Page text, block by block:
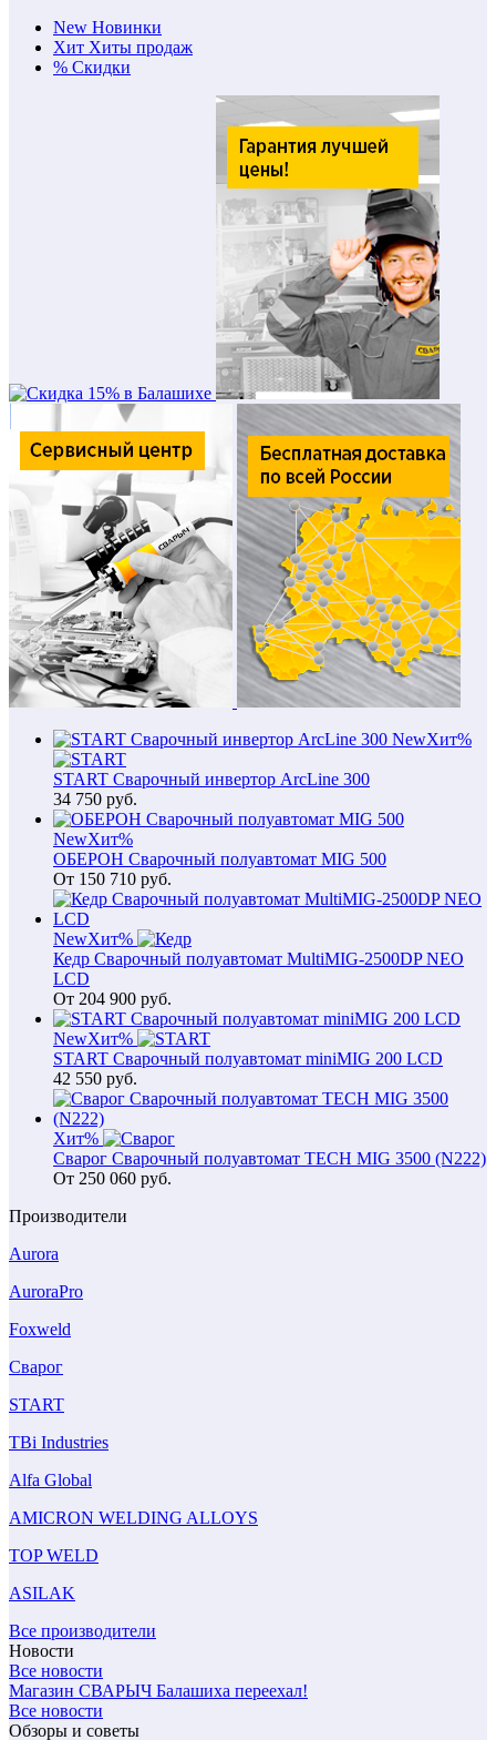
New Новинки
Хит Хиты продаж
% Скидки
NewХит%
START Сварочный инвертор ArcLine 300
34 750 руб.
NewХит%
ОБЕРОН Сварочный полуавтомат MIG 500
От 150 710 руб.
NewХит%
Кедр Сварочный полуавтомат MultiMIG-2500DP NEO
LCD
От 204 900 руб.
NewХит%
START Сварочный полуавтомат miniMIG 200 LCD
42 550 руб.
Хит%
Сварог Сварочный полуавтомат TECH MIG 3500 (N222)
От 250 060 руб.
Производители
Aurora
AuroraPro
Foxweld
Сварог
START
TBi Industries
Alfa Global
AMICRON WELDING ALLOYS
TOP WELD
ASILAK
Все производители
Новости
Все новости
Магазин СВАРЫЧ Балашиха переехал!
Все новости
Обзоры и советы